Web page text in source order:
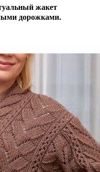
жакет
дорожками.